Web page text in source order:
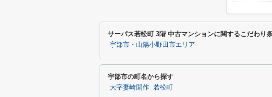
サーパス若松町 3階 中古マンションに関するこだわり
宇部市・山陽小野田市エリア
宇部市の町名から探す
大字妻崎開作 若松町